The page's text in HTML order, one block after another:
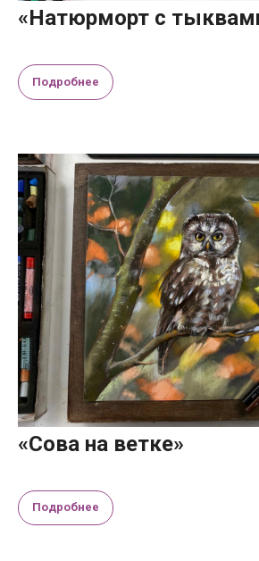
«Натюрморт с
Подробнее
«Сова на ветке»
Подробнее